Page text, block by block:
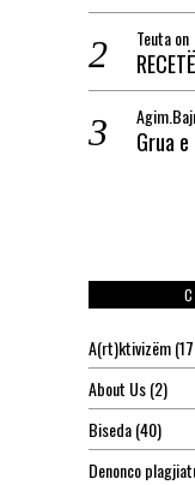
Teutaon
Grua
A(rt)ktivizëm
About Us(2)
Biseda(40)
Denonco